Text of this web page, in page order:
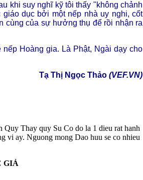
khi suy nghĩ kỹ tôi thấy "không chảnh
dục bởi một nếp nhà uy nghi, cốt
cùng của sự hưởng thụ để rồi nhận ra
Hoàng gia. Là Phật, Ngài dạy cho
Tạ Thị Ngọc Thảo (VEF.VN)
Quy Thay quy Su Co do la 1 dieu rat hanh
vi ay. Nguong mong Dao huu se co nhieu
GIẢ